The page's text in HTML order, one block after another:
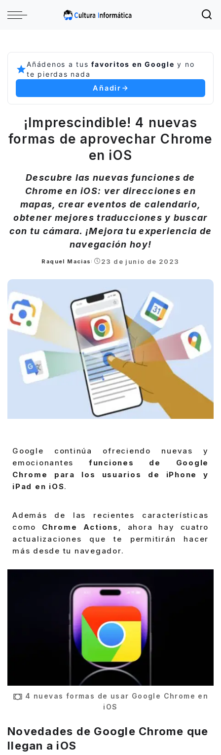
Añádenos a tusfavoritos en Google y no
te pierdas nada
Añadir
¡Imprescindible! 4 nuevas
formas de aprovechar Chrome
en iOS
Descubre las nuevas funciones de
Chrome en iOS: ver direcciones en
mapas, crear eventos de calendario,
obtener mejores traducciones y buscar
con tu cámara. ¡Mejora tu experiencia de
navegación hoy!
Posted
Raquel Macias 23 de junio de 2023
Google continúa ofreciendo nuevas y
emocionantes funciones de Google
Chrome para los usuarios de iPhone y
iPad en iOS.
Además de las recientes características
como Chrome Actions , ahora hay cuatro
actualizaciones que te permitirán hacer
más desde tu navegador.
4 nuevas formas de usar Google Chrome en
iOS
Novedades de Google Chrome que
llegan a iOS